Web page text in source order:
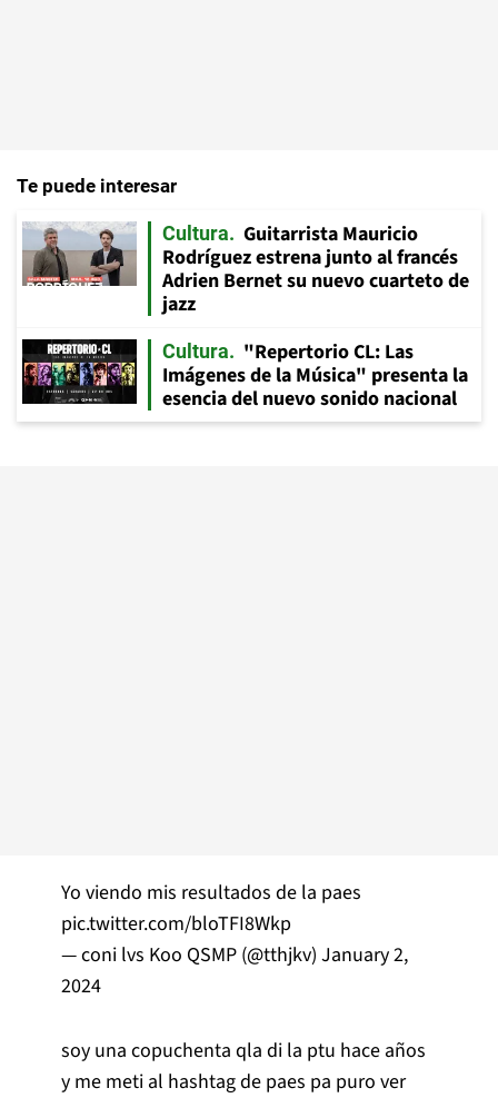
Te puede interesar
Cultura
Guitarrista Mauricio
Rodríguez estrena junto al francés
Adrien Bernet su nuevo cuarteto de
jazz
Cultura
"Repertorio CL: Las
Imágenes de la Música" presenta la
esencia del nuevo sonido nacional
Yo viendo mis resultados de la paes
pic.twitter.com/bloTFI8Wkp
— coni lvs Koo QSMP (@tthjkv) January 2,
2024
soy una copuchenta qla di la ptu hace años
y me meti al hashtag de paes pa puro ver